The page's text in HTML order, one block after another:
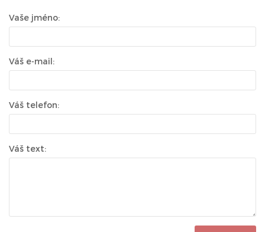
Vaše jméno:
Váš e-mail:
Váš telefon:
Váš text: